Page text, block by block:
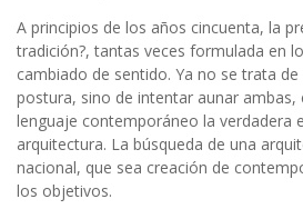
A principios de los años cincuenta, la
tradición?, tantas veces formulada en
cambiado de sentido. Ya no se trata
postura, sino de intentar aunar ambas,
lenguaje contemporáneo la verdadera
arquitectura. La búsqueda de una
nacional, que sea creación de
los objetivos.